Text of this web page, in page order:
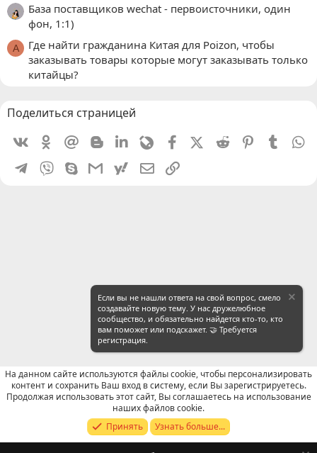
База поставщиков wechat - первоисточники, один
фон, 1:1)
A
Где найти гражданина Китая для Poizon, чтобы
заказывать товары которые могут заказывать только
китайцы?
Поделиться страницей
VkontakteOdnoklassniki
Mail.ru BloggerLinkedin
LivejournalFacebookX (Twitter)
Reddit PinterestTumblr
Telegram
Viber SkypeGmailyahoomailЭлектронная почта
Russian (RU)
Если вы не нашли ответа на свой вопрос, смело
создавайте новую тему. У нас дружелюбное
сообщество, и обязательно найдется кто-то, кто
вам поможет или подскажет. 🤝 Требуется
регистрация.
На данном сайте используются файлы cookie, чтобы персонализировать
контент и сохранить Ваш вход в систему, если Вы зарегистрируетесь.
Продолжая использовать этот сайт, Вы соглашаетесь на использование
наших файлов cookie.
Принять
Узнать больше...